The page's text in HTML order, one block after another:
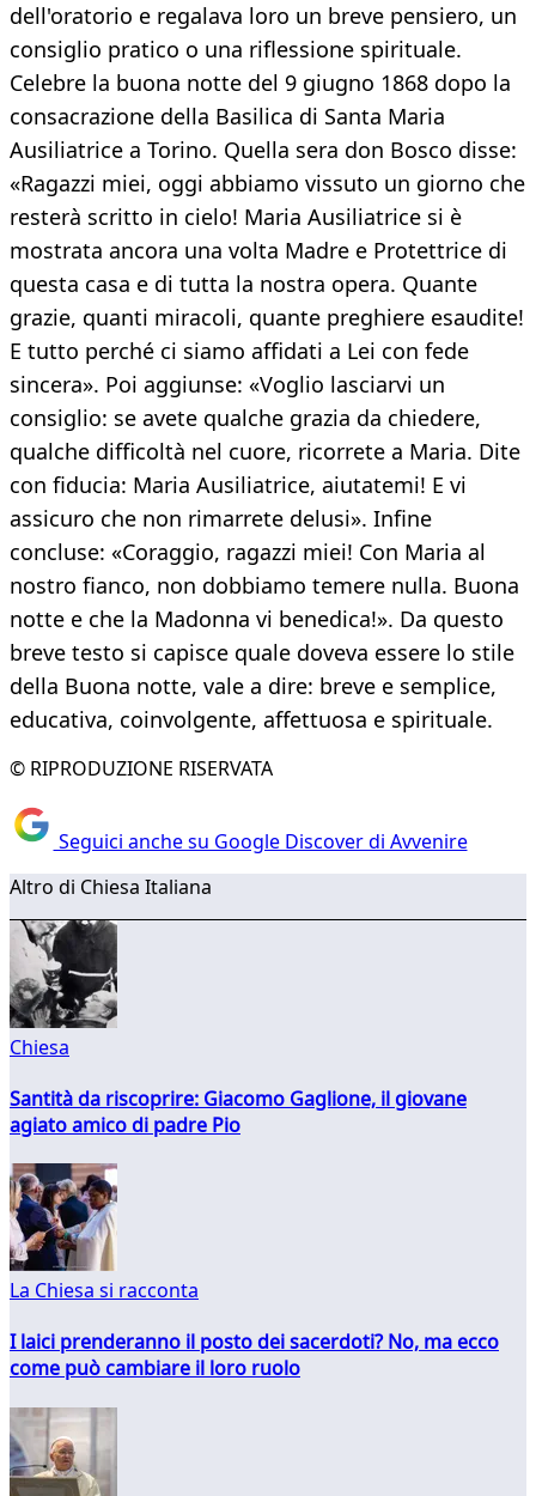
dell'oratorio e regalava loro un breve pensiero, un
consiglio pratico o una riflessione spirituale.
Celebre la buona notte del 9 giugno 1868 dopo la
consacrazione della Basilica di Santa Maria
Ausiliatrice a Torino. Quella sera don Bosco disse:
«Ragazzi miei, oggi abbiamo vissuto un giorno che
resterà scritto in cielo! Maria Ausiliatrice si è
mostrata ancora una volta Madre e Protettrice di
questa casa e di tutta la nostra opera. Quante
grazie, quanti miracoli, quante preghiere esaudite!
E tutto perché ci siamo affidati a Lei con fede
sincera». Poi aggiunse: «Voglio lasciarvi un
consiglio: se avete qualche grazia da chiedere,
qualche difficoltà nel cuore, ricorrete a Maria. Dite
con fiducia: Maria Ausiliatrice, aiutatemi! E vi
assicuro che non rimarrete delusi». Infine
concluse: «Coraggio, ragazzi miei! Con Maria al
nostro fianco, non dobbiamo temere nulla. Buona
notte e che la Madonna vi benedica!». Da questo
breve testo si capisce quale doveva essere lo stile
della Buona notte, vale a dire: breve e semplice,
educativa, coinvolgente, affettuosa e spirituale.
© RIPRODUZIONE RISERVATA
Seguici anche su Google Discover di Avvenire
Altro di Chiesa Italiana
Chiesa
Santità da riscoprire: Giacomo Gaglione, il giovane
agiato amico di padre Pio
La Chiesa si racconta
I laici prenderanno il posto dei sacerdoti? No, ma ecco
come può cambiare il loro ruolo